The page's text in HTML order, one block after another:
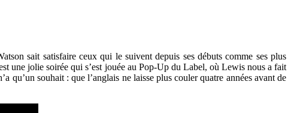
sait satisfaire ceux qui le suivent depuis ses débuts comme ses plus
une jolie soirée qui s’est jouée au Pop-Up du Label, où Lewis nous a fait
qu’un souhait : que l’anglais ne laisse plus couler quatre années avant de